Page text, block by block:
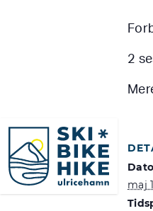
SkiBikeHike Ulricehamn
2
maj